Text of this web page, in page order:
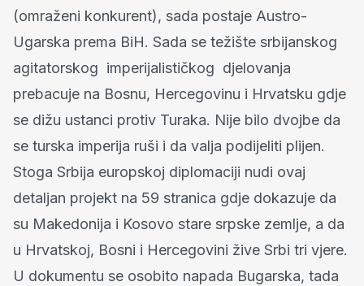
(omraženi konkurent), sada postaje Austro-
Ugarska prema BiH. Sada se težište srbijanskog
agitatorskog imperijalističkog djelovanja
prebacuje na Bosnu, Hercegovinu i Hrvatsku gdje
se dižu ustanci protiv Turaka. Nije bilo dvojbe da
se turska imperija ruši i da valja podijeliti plijen.
Stoga Srbija europskoj diplomaciji nudi ovaj
detaljan projekt na 59 stranica gdje dokazuje da
su Makedonija i Kosovo stare srpske zemlje, a da
u Hrvatskoj, Bosni i Hercegovini žive Srbi tri vjere.
U dokumentu se osobito napada Bugarska, tada